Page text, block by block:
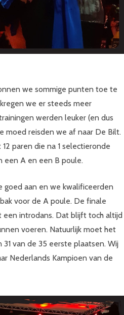
we sommige punten toe te
we er steeds meer
werden leuker (en dus
moed reisden we af naar De Bilt.
paren die na 1 selectieronde
een A en een B poule.
goed aan en we kwalificeerden
voor de A poule. De finale
een introdans. Dat blijft toch altijd
voeren. Natuurlijk moet het
van de 35 eerste plaatsen. Wij
Nederlands Kampioen van de